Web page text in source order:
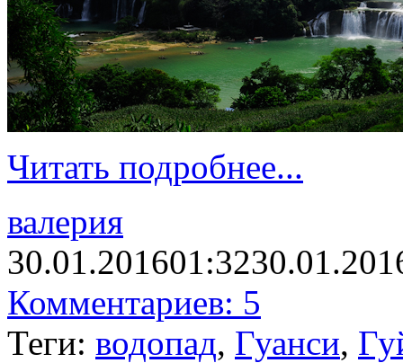
Читать подробнее...
валерия
30.01.201601:32
Комментариев: 5
Теги: водопад, Гуанси,